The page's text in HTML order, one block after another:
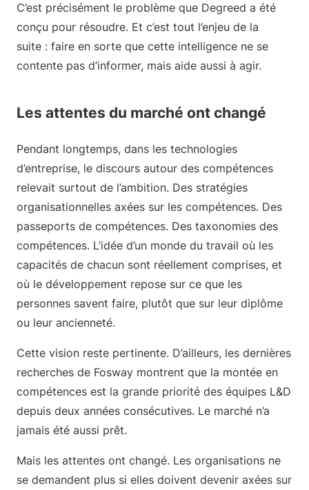
C’est précisément le problème que Degreed a été
conçu pour résoudre. Et c’est tout l’enjeu de la
suite : faire en sorte que cette intelligence ne se
contente pas d’informer, mais aide aussi à agir.
Les attentes du marché ont changé
Pendant longtemps, dans les technologies
d’entreprise, le discours autour des compétences
relevait surtout de l’ambition. Des stratégies
organisationnelles axées sur les compétences. Des
passeports de compétences. Des taxonomies des
compétences. L’idée d’un monde du travail où les
capacités de chacun sont réellement comprises, et
où le développement repose sur ce que les
personnes savent faire, plutôt que sur leur diplôme
ou leur ancienneté.
Cette vision reste pertinente. D’ailleurs, les dernières
recherches de Fosway montrent que la montée en
compétences est la grande priorité des équipes L&D
depuis deux années consécutives. Le marché n’a
jamais été aussi prêt.
Mais les attentes ont changé. Les organisations ne
se demandent plus si elles doivent devenir axées sur